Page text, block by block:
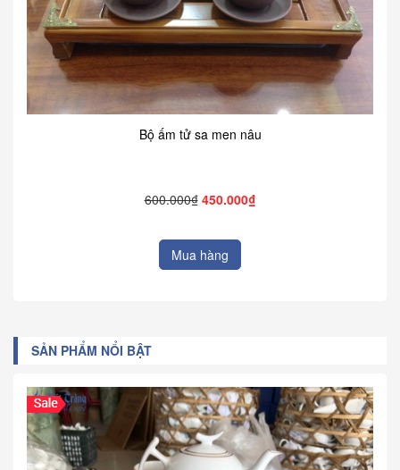
Bộ ấm tử sa men nâu
600.000₫ 450.000₫
Mua hàng
SẢN PHẨM NỔI BẬT